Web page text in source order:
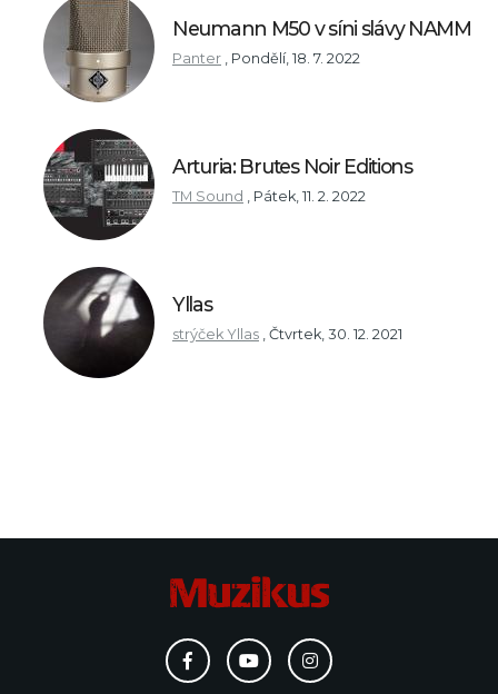
Neumann M50 v síni slávy NAMM
Panter , Pondělí, 18. 7. 2022
Arturia: Brutes Noir Editions
TM Sound , Pátek, 11. 2. 2022
Yllas
strýček Yllas , Čtvrtek, 30. 12. 2021